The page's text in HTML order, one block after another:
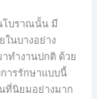
โบราณนั้น มี
ในบางอย่าง
ทำงานปกติ ด้วย
ารรักษาแบบนี้
ที่นิยมอย่างมาก